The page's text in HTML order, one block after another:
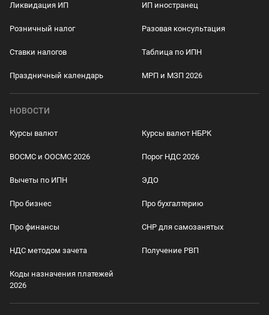
Ликвидация ИП ИП иностранец
Розничный налог Разовая консультация
Ставки налогов Таблица по ИПН
Праздничный календарь МРП и МЗП 2026
НОВОСТИ
Курсы валют Курсы валют НБРК
ВОСМС и ООСМС 2026 Порог НДС 2026
Вычеты по ИПН ЭДО
Про бизнес Про бухгалтерию
Про финансы СНР для самозанятых
НДС методом зачета Получение РВП
Коды назначения платежей
2026